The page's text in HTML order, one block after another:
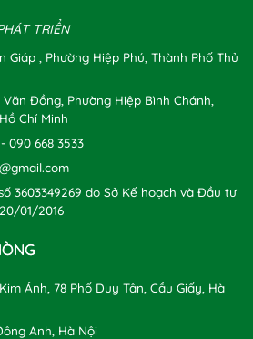
TRIỂN
Giáp , Phường Hiệp Phú, Thành Phố Thủ
Văn Đồng, Phường Hiệp Bình Chánh,
Chí Minh
- 090 668 3533
3603349269 do Sở Kế hoạch và Đầu tư
01/2016
Ánh, 78 Phố Duy Tân, Cầu Giấy, Hà
Anh, Hà Nội